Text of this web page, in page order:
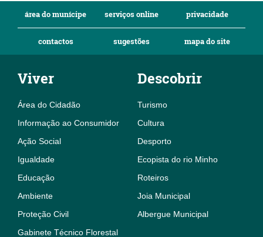
área do munícipe serviços online privacidade
contactos sugestões mapa do site
Viver
Área do Cidadão
Informação ao Consumidor
Ação Social
Igualdade
Educação
Ambiente
Proteção Civil
Gabinete Técnico Florestal
Descobrir
Turismo
Cultura
Desporto
Ecopista do rio Minho
Roteiros
Joia Municipal
Albergue Municipal